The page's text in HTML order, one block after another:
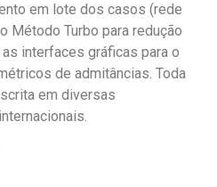
em lote dos casos (rede
Método Turbo para redução
interfaces gráficas para o
de admitâncias. Toda
em diversas